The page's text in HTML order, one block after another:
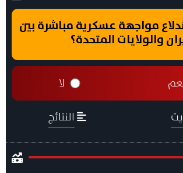
مواجهة عسكرية مباشرة بين
والولايات المتحدة؟
لا
النتائج